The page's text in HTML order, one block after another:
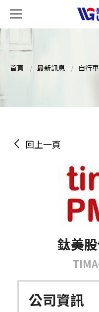
首頁 最新訊息 自行
回上一頁
鈦美
公司資訊